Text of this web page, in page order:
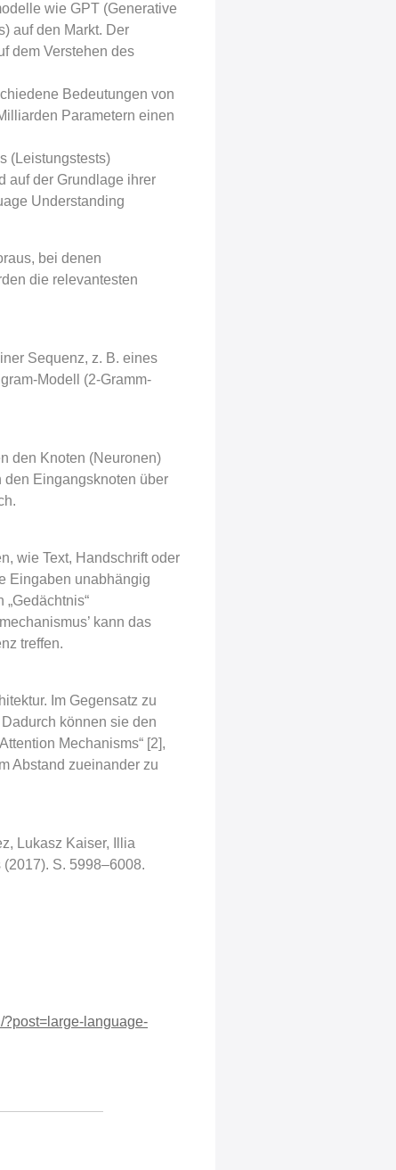
wie GPT (Generative
auf den Markt. Der
dem Verstehen des
Bedeutungen von
Parametern einen
(Leistungstests)
auf der Grundlage ihrer
Understanding
bei denen
die relevantesten
Sequenz, z. B. eines
Modell (2-Gramm-
den Knoten (Neuronen)
Eingangsknoten über
wie Text, Handschrift oder
Eingaben unabhängig
kann das
treffen.
Im Gegensatz zu
können sie den
Mechanisms“ [2],
Abstand zueinander zu
Lukasz Kaiser, Illia
S. 5998–6008.
?post=large-language-